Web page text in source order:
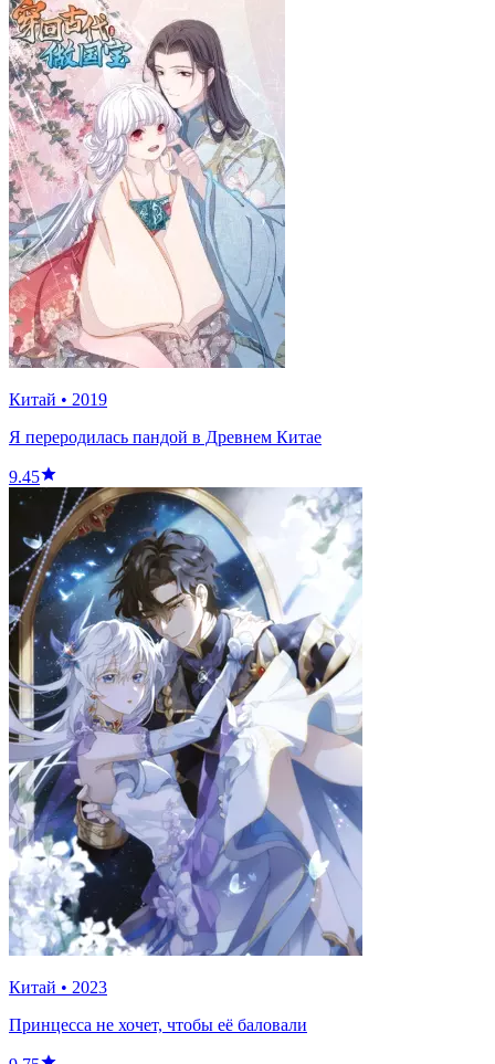
Китай • 2019
Я переродилась пандой в Древнем Китае
9.45
Китай • 2023
Принцесса не хочет, чтобы её баловали